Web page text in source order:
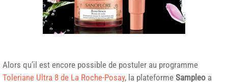
Alors qu’il est encore possible de postuler au programme
Toleriane Ultra 8 de La Roche-Posay, la plateforme Sampleo a